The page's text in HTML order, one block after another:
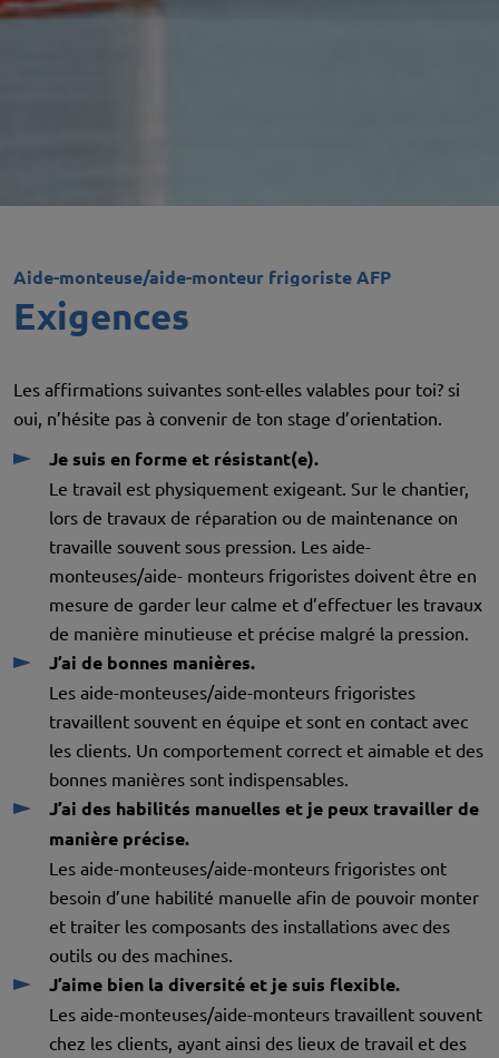
Aide-monteuse/aide-monteur frigoriste AFP
Exigences
Les affirmations suivantes sont-elles valables pour toi? si
oui, n’hésite pas à convenir de ton stage d’orientation.
Je suis en forme et résistant(e).
Le travail est physiquement exigeant. Sur le chantier,
lors de travaux de réparation ou de maintenance on
travaille souvent sous pression. Les aide-
monteuses/aide- monteurs frigoristes doivent être en
mesure de garder leur calme et d’effectuer les travaux
de manière minutieuse et précise malgré la pression.
J’ai de bonnes manières.
Les aide-monteuses/aide-monteurs frigoristes
travaillent souvent en équipe et sont en contact avec
les clients. Un comportement correct et aimable et des
bonnes manières sont indispensables.
J’ai des habilités manuelles et je peux travailler de
manière précise.
Les aide-monteuses/aide-monteurs frigoristes ont
besoin d’une habilité manuelle afin de pouvoir monter
et traiter les composants des installations avec des
outils ou des machines.
J’aime bien la diversité et je suis flexible.
Les aide-monteuses/aide-monteurs travaillent souvent
chez les clients, ayant ainsi des lieux de travail et des